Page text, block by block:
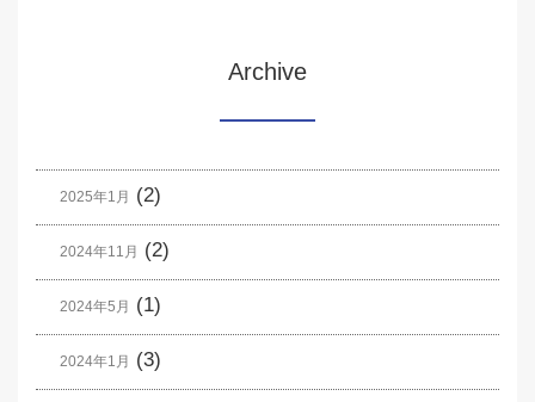
Archive
2025年1月 (2)
2024年11月 (2)
2024年5月 (1)
2024年1月 (3)